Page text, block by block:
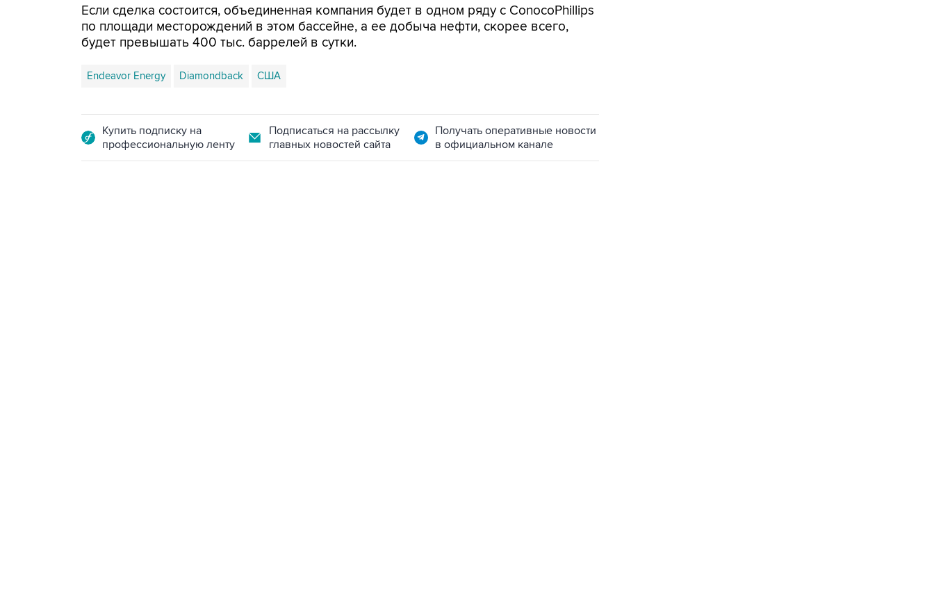
Если сделка состоится, объединенная компания будет в одном ряду с ConocoPhillips
по площади месторождений в этом бассейне, а ее добыча нефти, скорее всего,
будет превышать 400 тыс. баррелей в сутки.
Endeavor Energy Diamondback США
Купить подписку на
профессиональную ленту
Подписаться на рассылку
главных новостей сайта
Получать оперативные новости
в официальном канале